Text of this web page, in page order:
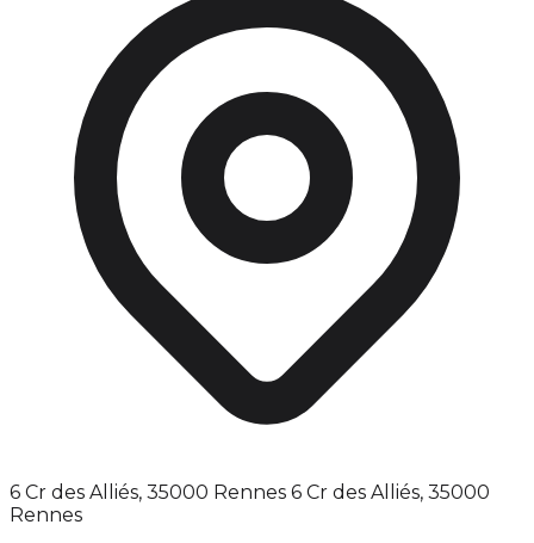
6 Cr des Alliés, 35000 Rennes 6 Cr des Alliés, 35000
Rennes